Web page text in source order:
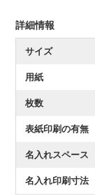
詳細情報
サイズ
用紙
枚数
表紙印刷の有無
名入れスペース
名入れ印刷寸法